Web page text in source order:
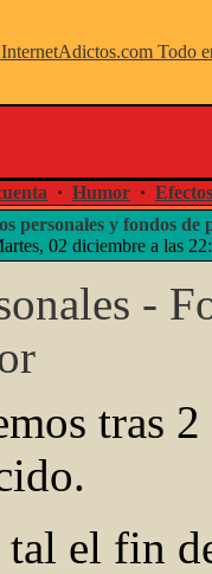
· Humor ·
personales y fondos de
02 diciembre a las
tras 2
tal el fin